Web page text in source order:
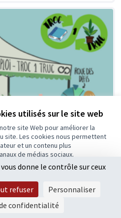
utilisés sur le site web
site Web pour améliorer la
site. Les cookies nous permettent
et un contenu plus
de médias sociaux.
accepter
les cookies essentiels
donne le contrôle sur ceux
refuser
Personnaliser
confidentialité